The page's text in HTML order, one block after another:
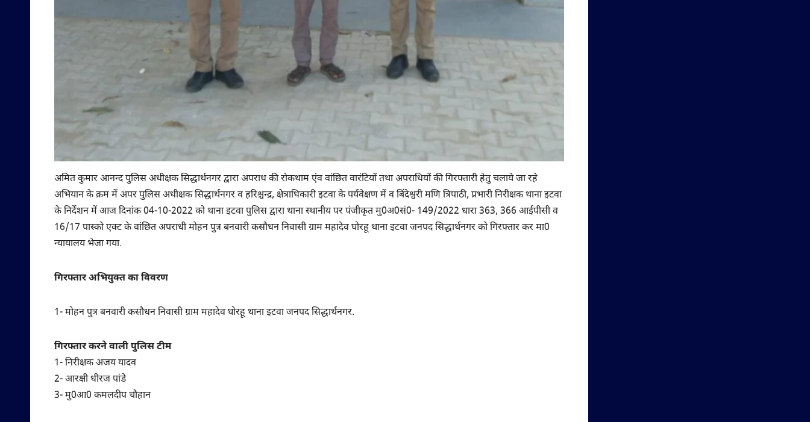
अमित कुमार आनन्द पुलिस अधीक्षक सिद्धार्थनगर द्वारा अपराध की रोकथाम एंव वांछित वारंटियों तथा अपराधियों की गिरफ्तारी हेतु चलाये जा रहे
अभियान के क्रम में अपर पुलिस अधीक्षक सिद्धार्थनगर व हरिश्चन्द्र, क्षेत्राधिकारी इटवा के पर्यवेक्षण में व बिंदेश्वरी मणि त्रिपाठी, प्रभारी निरीक्षक थाना इटवा
के निर्देशन में आज दिनांक 04-10-2022 को थाना इटवा पुलिस द्वारा थाना स्थानीय पर पंजीकृत मु0अ0सं0- 149/2022 धारा 363, 366 आईपीसी व
16/17 पास्को एक्ट के वांछित अपराधी मोहन पुत्र बनवारी कसौधन निवासी ग्राम महादेव घोरहू थाना इटवा जनपद सिद्धार्थनगर को गिरफ्तार कर मा0
न्यायालय भेजा गया.
गिरफ्तार अभियुक्त का विवरण
1- मोहन पुत्र बनवारी कसौधन निवासी ग्राम महादेव घोरहू थाना इटवा जनपद सिद्धार्थनगर.
गिरफ्तार करने वाली पुलिस टीम
1- निरीक्षक अजय यादव
2- आरक्षी धीरज पांडे
3- मु0आ0 कमलदीप चौहान